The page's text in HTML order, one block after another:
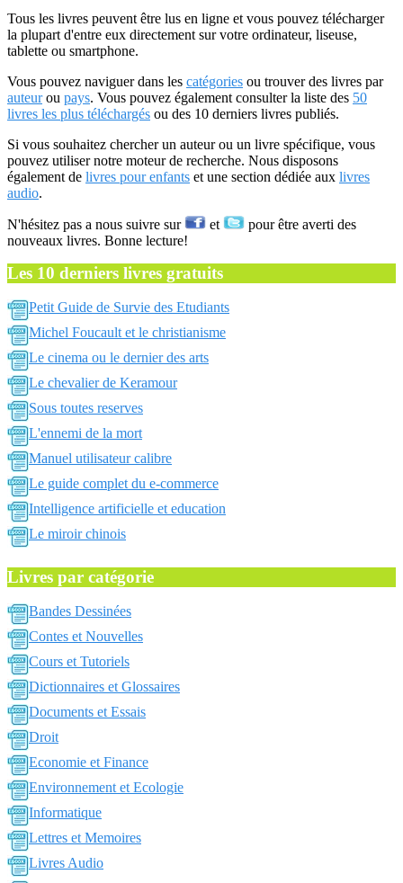
Tous les livres peuvent être lus en ligne et vous pouvez télécharger
la plupart d'entre eux directement sur votre ordinateur, liseuse,
tablette ou smartphone.
Vous pouvez naviguer dans les catégories ou trouver des livres par
auteurou pays. Vous pouvez également consulter la liste des 50
livres les plus téléchargés ou des 10 derniers livres publiés.
Si vous souhaitez chercher un auteur ou un livre spécifique, vous
pouvez utiliser notre moteur de recherche. Nous disposons
également de livres pour enfants et une section dédiée aux livres
audio.
N'hésitez pas a nous suivre sur et
pour être averti des
nouveaux livres. Bonne lecture!
Les 10 derniers livres gratuits
Petit Guide de Survie des Etudiants
Michel Foucault et le christianisme
Le cinema ou le dernier des arts
Le chevalier de Keramour
Sous toutes reserves
L'ennemi de la mort
Manuel utilisateur calibre
Le guide complet du e-commerce
Intelligence artificielle et education
Le miroir chinois
Livres par catégorie
Bandes Dessinées
Contes et Nouvelles
Cours et Tutoriels
Dictionnaires et Glossaires
Documents et Essais
Droit
Economie et Finance
Environnement et Ecologie
Informatique
Lettres et Memoires
Livres Audio